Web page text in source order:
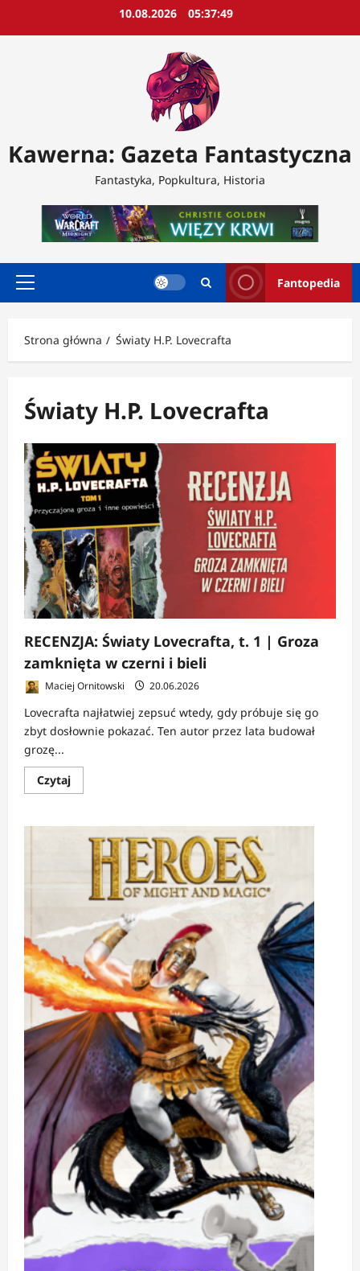
10.08.2026 05:37:50
Kawerna: Gazeta Fantastyczna
Fantastyka, Popkultura, Historia
Menu
Fantopedia
Strona główna Światy H.P. Lovecrafta
Światy H.P. Lovecrafta
RECENZJA: Światy Lovecrafta, t. 1 | Groza
zamknięta w czerni i bieli
Maciej Ornitowski 20.06.2026
Lovecrafta najłatwiej zepsuć wtedy, gdy próbuje się go
zbyt dosłownie pokazać. Ten autor przez lata budował
grozę...
CzytajDowiedz
się
RECENZJA:
Światy
Lovecrafta,
Groza
zamknięta
czerni
i
bieli